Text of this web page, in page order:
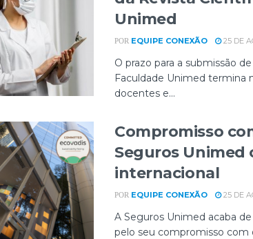
Unimed
POR EQUIPE CONEXÃO 25 DE
O prazo para a submissão
Faculdade Unimed termina
docentes e...
Compromisso
Seguros Unimed
internacional
POR EQUIPE CONEXÃO 25 DE
A Seguros Unimed acaba
pelo seu compromisso com